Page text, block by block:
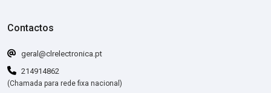
Contactos
geral@clrelectronica.pt
214914862
(Chamada para rede fixa nacional)